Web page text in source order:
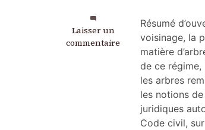
Laisser un
commentaire
sur
Prescription
Résumé
voisinage, la
matière
de ce
les arbres
les notions
juridiques
Code civil,